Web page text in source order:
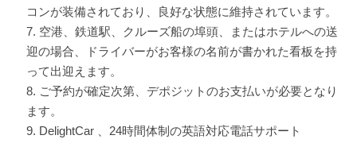
コンが装備されており、良好な状態に維持されています。
空港、鉄道駅、クルーズ船の埠頭、またはホテルへの送
迎の場合、ドライバーがお客様の名前が書かれた看板を持
って出迎えます。
ご予約が確定次第、デポジットのお支払いが必要となり
ます。
DelightCar 、24時間体制の英語対応電話サポート